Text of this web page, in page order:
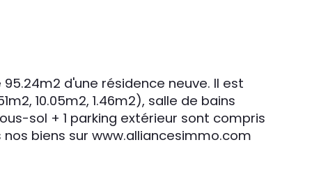
d'une résidence neuve. Il est
10.05m2, 1.46m2), salle de bains
sol + 1 parking extérieur sont compris
biens sur www.alliancesimmo.com